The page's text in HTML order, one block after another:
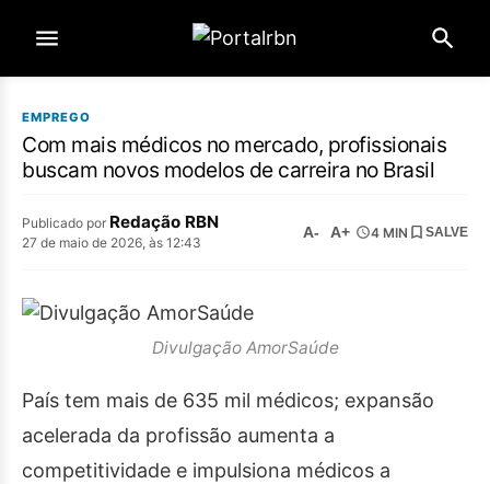
EMPREGO
Com mais médicos no mercado, profissionais
buscam novos modelos de carreira no Brasil
Publicado por Redação RBN
27 de maio de 2026, às 12:43
A- A+ 4 MIN SALVE
Divulgação AmorSaúde
País tem mais de 635 mil médicos; expansão
acelerada da profissão aumenta a
competitividade e impulsiona médicos a